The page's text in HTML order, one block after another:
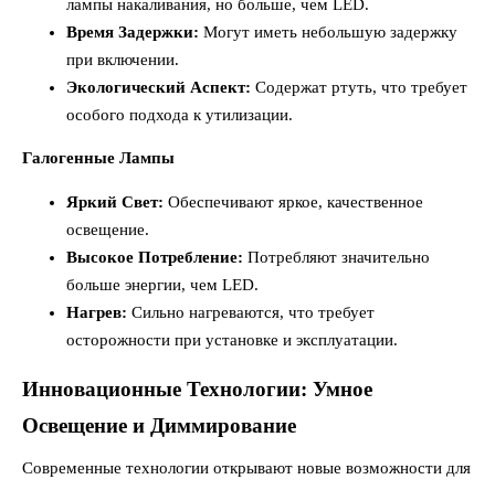
лампы накаливания, но больше, чем LED.
Время Задержки: Могут иметь небольшую задержку
при включении.
Экологический Аспект: Содержат ртуть, что требует
особого подхода к утилизации.
Галогенные Лампы
Яркий Свет: Обеспечивают яркое, качественное
освещение.
Высокое Потребление: Потребляют значительно
больше энергии, чем LED.
Нагрев: Сильно нагреваются, что требует
осторожности при установке и эксплуатации.
Инновационные Технологии: Умное
Освещение и Диммирование
Современные технологии открывают новые возможности для